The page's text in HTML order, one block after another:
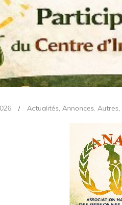
/ Actualités, Annonces, Autres,